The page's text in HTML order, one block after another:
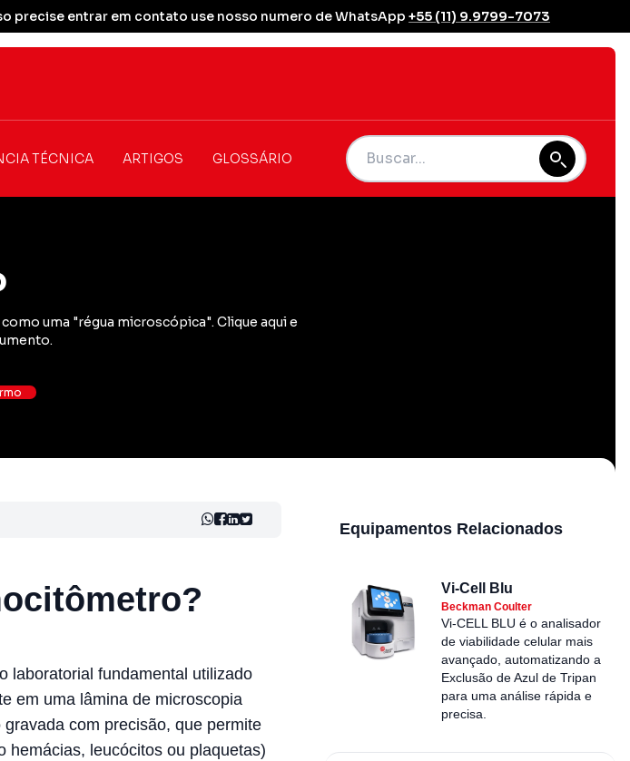
precise entrar em contato use nosso numero de WhatsApp +55 (11) 9.9799-7073
TÉCNICA ARTIGOS GLOSSÁRIO
uma "régua microscópica". Clique aqui e
laboratorial fundamental utilizado
em uma lâmina de microscopia
com precisão, que permite
hemácias, leucócitos ou plaquetas)
Equipamentos Relacionados
Vi-Cell Blu
Beckman Coulter
Vi-CELL BLU é o analisador
de viabilidade celular mais
avançado, automatizando a
Exclusão de Azul de Tripan
para uma análise rápida e
precisa.